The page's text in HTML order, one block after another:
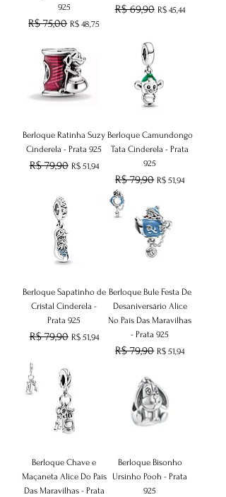
925
Preço normal
R$ 75,00 Preço promocional
R$ 48,75
Preço normal
R$ 69,90 Preço promocional
R$ 45,44
Berloque Ratinha Suzy
Cinderela - Prata 925
Preço normal
R$ 79,90 Preço promocional
R$ 51,94
Berloque Camundongo
Tata Cinderela - Prata
925
Preço normal
R$ 79,90 Preço promocional
R$ 51,94
Berloque Sapatinho de
Cristal Cinderela -
Prata 925
Preço normal
R$ 79,90 Preço promocional
R$ 51,94
Berloque Bule Festa De
Desaniversário Alice
No País Das Maravilhas
- Prata 925
Preço normal
R$ 79,90 Preço promocional
R$ 51,94
Berloque Chave e
Maçaneta Alice Do País
Das Maravilhas - Prata
Berloque Bisonho
Ursinho Pooh - Prata
925